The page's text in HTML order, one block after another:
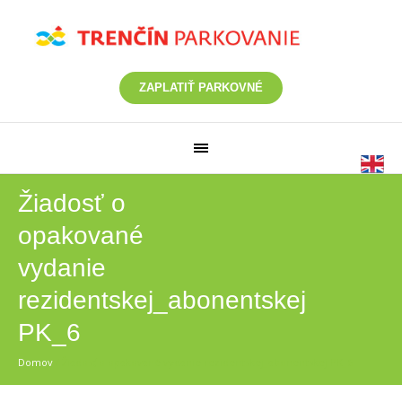
ZAPLATIŤ PARKOVNÉ
Žiadosť o
opakované
vydanie
rezidentskej_abonentskej
PK_6
Domov